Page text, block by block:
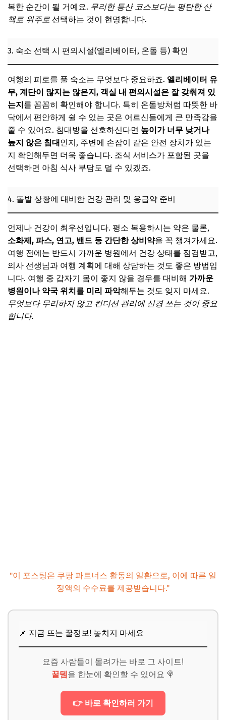
Q. 단풍 명소 중 휠체어/유모차 이용 가능한 곳은 어디인가
요?
Q. 여행 중 갑작스러운 컨디션 난조 시 대처법은 무엇인가
Q. 단체 여행보다 자유 여행이 더 나을까요?
Q. 단풍 사진 잘 찍는 간단한 팁은 무엇인가요?
📌 지금 뜨는 꿀정보! 놓치지 마세요
추가할인 코드 WRVE6
마무리 및 꿀팁: 두 분의 아름다운 가을을 응원하며
꿀팁 하나! 여행의 추억을 오래 간직하는 방법
가장 중요한 꿀팁 셋! 서로를 배려하고 존중하는 마음
📌 지금 뜨는 꿀정보! 놓치지 마세요
추가할인 코드 WRVE6
복한 순간이 될 거예요. 무리한 등산 코스보다는 평탄한 산
책로 위주로 선택하는 것이 현명합니다.
3. 숙소 선택 시 편의시설(엘리베이터, 온돌 등) 확인
여행의 피로를 풀 숙소는 무엇보다 중요하죠. 엘리베이터 유
무, 계단이 많지는 않은지, 객실 내 편의시설은 잘 갖춰져 있
는지를 꼼꼼히 확인해야 합니다. 특히 온돌방처럼 따뜻한 바
닥에서 편안하게 쉴 수 있는 곳은 어르신들에게 큰 만족감을
줄 수 있어요. 침대방을 선호하신다면 높이가 너무 낮거나
높지 않은 침대인지, 주변에 손잡이 같은 안전 장치가 있는
지 확인해두면 더욱 좋습니다. 조식 서비스가 포함된 곳을
선택하면 아침 식사 부담도 덜 수 있겠죠.
4. 돌발 상황에 대비한 건강 관리 및 응급약 준비
언제나 건강이 최우선입니다. 평소 복용하시는 약은 물론,
소화제, 파스, 연고, 밴드 등 간단한 상비약을 꼭 챙겨가세요.
여행 전에는 반드시 가까운 병원에서 건강 상태를 점검받고,
의사 선생님과 여행 계획에 대해 상담하는 것도 좋은 방법입
니다. 여행 중 갑자기 몸이 좋지 않을 경우를 대비해 가까운
병원이나 약국 위치를 미리 파악해두는 것도 잊지 마세요.
무엇보다 무리하지 않고 컨디션 관리에 신경 쓰는 것이 중요
합니다.
"이 포스팅은 쿠팡 파트너스 활동의 일환으로, 이에 따른 일
정액의 수수료를 제공받습니다."
📌 지금 뜨는 꿀정보! 놓치지 마세요
요즘 사람들이 몰려가는 바로 그 사이트!
꿀템 을 한눈에 확인할 수 있어요 🍭
👉 바로 확인하러 가기